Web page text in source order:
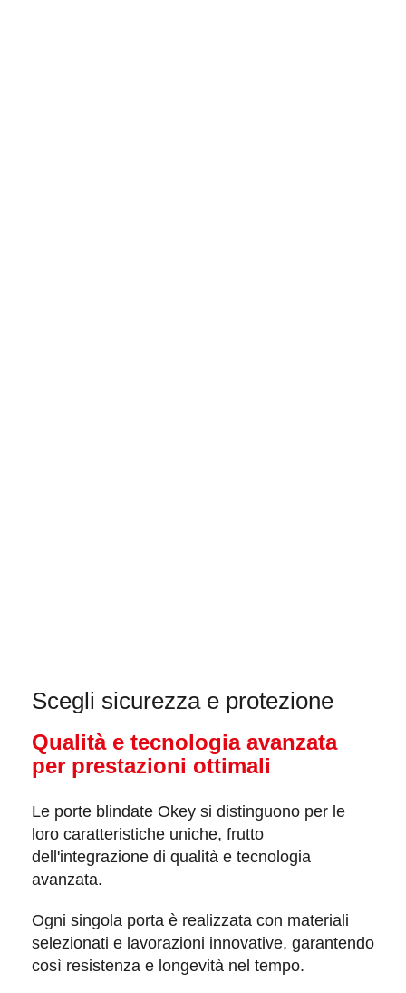
Scegli sicurezza e protezione
Qualità e tecnologia avanzata
per prestazioni ottimali
Le porte blindate Okey si distinguono per le
loro caratteristiche uniche, frutto
dell'integrazione di qualità e tecnologia
avanzata.
Ogni singola porta è realizzata con materiali
selezionati e lavorazioni innovative, garantendo
così resistenza e longevità nel tempo.